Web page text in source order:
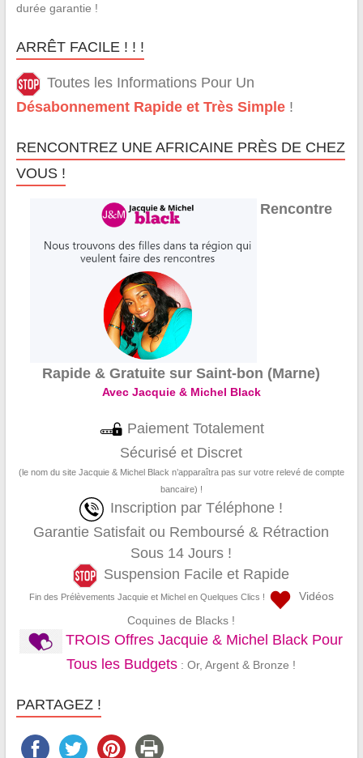
durée garantie !
ARRÊT FACILE ! ! !
Toutes les Informations Pour Un
Désabonnement Rapide et Très Simple!
RENCONTREZ UNE AFRICAINE PRÈS DE CHEZ
VOUS !
Rencontre
Rapide & Gratuite sur Saint-bon (Marne)
Avec Jacquie & Michel Black
Paiement Totalement
Sécurisé et Discret
(le nom du site Jacquie & Michel Black n’apparaîtra pas sur votre relevé de compte
bancaire) !
Inscription par Téléphone !
Garantie Satisfait ou Remboursé & Rétraction
Sous 14 Jours !
Suspension Facile et Rapide
Fin des Prélèvements Jacquie et Michel en Quelques Clics !
Vidéos
Coquines de Blacks !
TROIS Offres Jacquie & Michel Black Pour
Tous les Budgets : Or, Argent & Bronze !
PARTAGEZ !